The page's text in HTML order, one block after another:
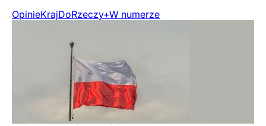
OpinieKrajDoRzeczy+W numerze